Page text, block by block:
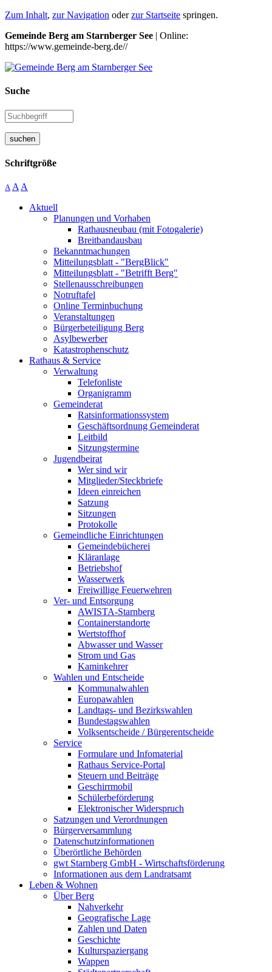
Zum Inhalt, zur Navigation oderzur Startseite springen.
Gemeinde Berg am Starnberger See | Online:
https://www.gemeinde-berg.de//
Suche
suchen
Schriftgröße
A A A
Aktuell
Planungen und Vorhaben
Rathausneubau (mit Fotogalerie)
Breitbandausbau
Bekanntmachungen
Mitteilungsblatt - "BergBlick"
Mitteilungsblatt - "Betrifft Berg"
Stellenausschreibungen
Notruftafel
Online Terminbuchung
Veranstaltungen
Bürgerbeteiligung Berg
Asylbewerber
Katastrophenschutz
Rathaus & Service
Verwaltung
Telefonliste
Organigramm
Gemeinderat
Ratsinformationssystem
Geschäftsordnung Gemeinderat
Leitbild
Sitzungstermine
Jugendbeirat
Wer sind wir
Mitglieder/Steckbriefe
Ideen einreichen
Satzung
Sitzungen
Protokolle
Gemeindliche Einrichtungen
Gemeindebücherei
Kläranlage
Betriebshof
Wasserwerk
Freiwillige Feuerwehren
Ver- und Entsorgung
AWISTA-Starnberg
Containerstandorte
Wertstoffhof
Abwasser und Wasser
Strom und Gas
Kaminkehrer
Wahlen und Entscheide
Kommunalwahlen
Europawahlen
Landtags- und Bezirkswahlen
Bundestagswahlen
Volksentscheide / Bürgerentscheide
Service
Formulare und Infomaterial
Rathaus Service-Portal
Steuern und Beiträge
Geschirrmobil
Schülerbeförderung
Elektronischer Widerspruch
Satzungen und Verordnungen
Bürgerversammlung
Datenschutzinformationen
Überörtliche Behörden
gwt Starnberg GmbH - Wirtschaftsförderung
Informationen aus dem Landratsamt
Leben & Wohnen
Über Berg
Nahverkehr
Geografische Lage
Zahlen und Daten
Geschichte
Kulturspaziergang
Wappen